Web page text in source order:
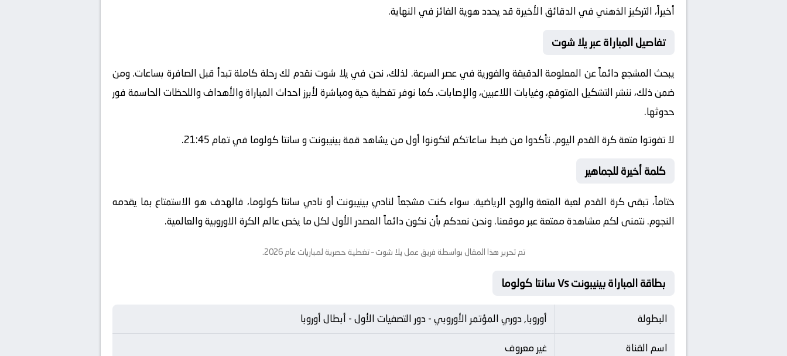
أخيراً، التركيز الذهني في الدقائق الأخيرة قد يحدد هوية الفائز في النهاية.
تفاصيل المباراة عبر يلا شوت
يبحث المشجع دائماً عن المعلومة الدقيقة والفورية في عصر السرعة. لذلك، نحن في يلا شوت نقدم لك رحلة كاملة تبدأ قبل الصافرة بساعات. ومن
ضمن ذلك، ننشر التشكيل المتوقع، وغيابات اللاعبين، والإصابات. كما نوفر تغطية حية ومباشرة لأبرز احداث المباراة والأهداف واللحظات الحاسمة فور
حدوثها.
لا تفوتوا متعة كرة القدم اليوم. تأكدوا من ضبط ساعاتكم لتكونوا أول من يشاهد قمة بينيبونت و سانتا كولوما في تمام 21:45.
كلمة أخيرة للجماهير
ختاماً، تبقى كرة القدم لعبة المتعة والروح الرياضية. سواء كنت مشجعاً لنادي بينيبونت أو نادي سانتا كولوما، فالهدف هو الاستمتاع بما يقدمه
النجوم. نتمنى لكم مشاهدة ممتعة عبر موقعنا. ونحن نعدكم بأن نكون دائماً المصدر الأول لكل ما يخص عالم الكرة الاوروبية والعالمية.
تم تحرير هذا المقال بواسطة فريق عمل يلا شوت– تغطية حصرية لمباريات عام 2026.
بطاقة المباراة بينيبونت Vs سانتا كولوما
البطولة
أوروبا, دوري المؤتمر الأوروبي - دور التصفيات الأول - أبطال أوروبا
اسم القناة
غير معروف